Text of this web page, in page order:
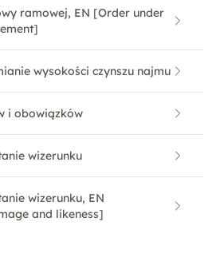
ramowej, EN [Order under
wysokości czynszu najmu
i obowiązków
wizerunku
wizerunku, EN
and likeness]